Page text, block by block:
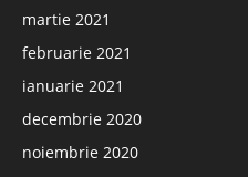
martie 2021
februarie 2021
ianuarie 2021
decembrie 2020
noiembrie 2020